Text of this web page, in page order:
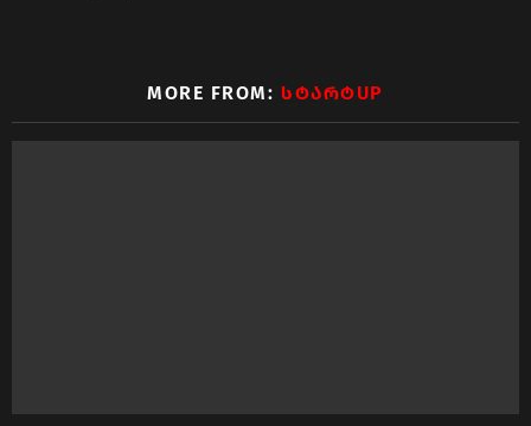
MORE FROM:ᲡᲢᲐᲠᲢUP